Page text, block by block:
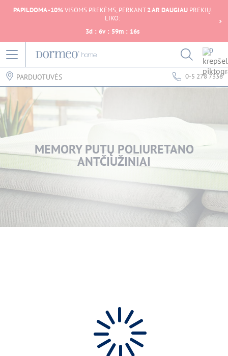
PAPILDOMA -10%VISOMS PREKĖMS, PERKANT2 AR DAUGIAUPREKIŲ.
LIKO:
3d : 6v : 59m : 16s
0
PARDUOTUVĖS 0-5 278 7336
MEMORY PUTŲ POLIURETANO
ANTČIUŽINIAI